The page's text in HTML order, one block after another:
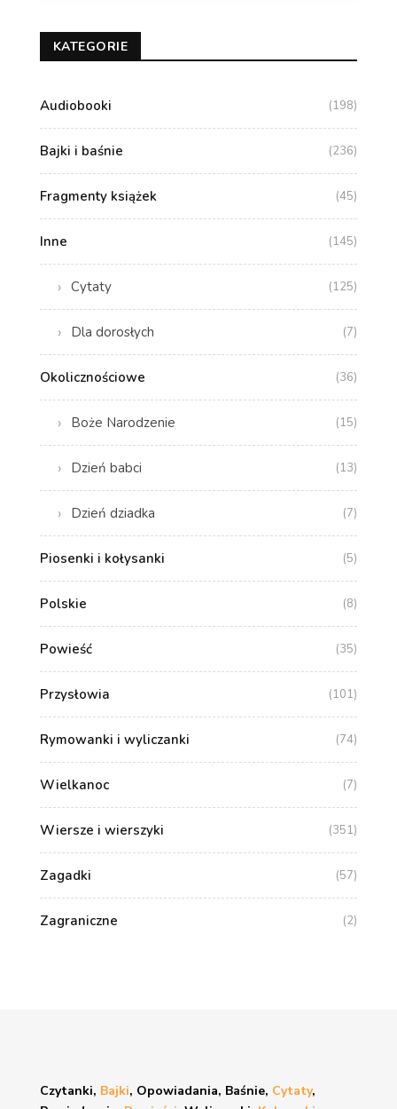
KATEGORIE
Audiobooki (198)
Bajki i baśnie (236)
Fragmenty książek (45)
Inne (145)
Cytaty (125)
Dla dorosłych (7)
Okolicznościowe (36)
Boże Narodzenie (15)
Dzień babci (13)
Dzień dziadka (7)
Piosenki i kołysanki (5)
Polskie (8)
Powieść (35)
Przysłowia (101)
Rymowanki i wyliczanki (74)
Wielkanoc (7)
Wiersze i wierszyki (351)
Zagadki (57)
Zagraniczne (2)
Czytanki, Bajki, Opowiadania, Baśnie, Cytaty,